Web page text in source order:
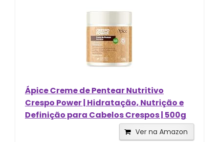
Ápice Creme de Pentear Nutritivo
Crespo Power | Hidratação, Nutrição e
Definição para Cabelos Crespos | 500g
Ver na Amazon